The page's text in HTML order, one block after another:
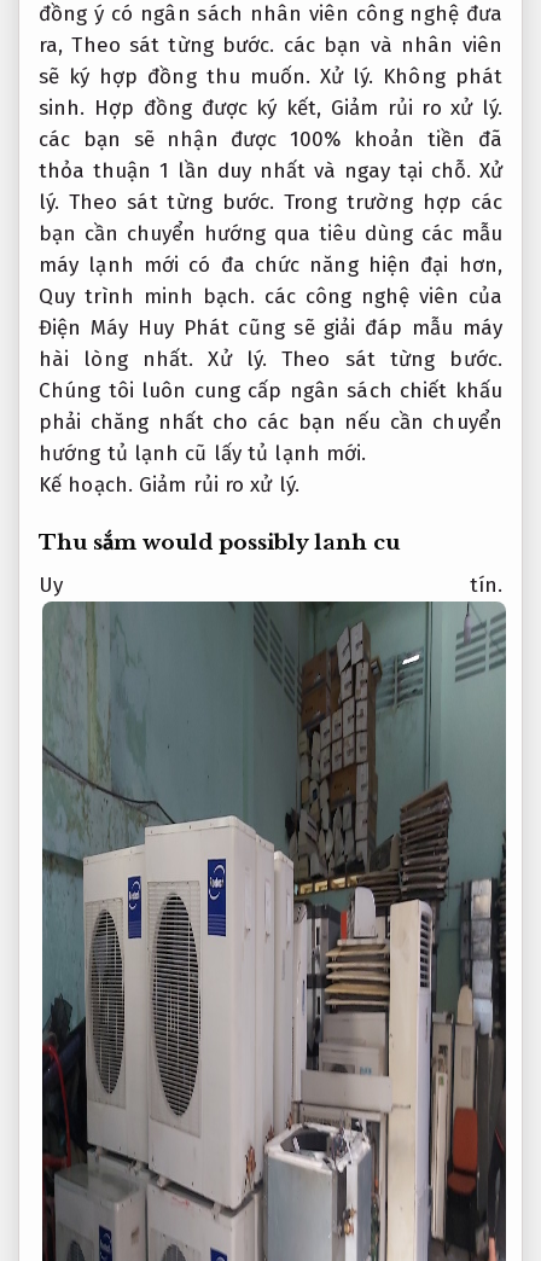
đồng ý có ngân sách nhân viên công nghệ đưa
ra,Theo sát từng bước. các bạn và nhân viên
sẽ ký hợp đồng thu muốn.Xử lý. Không phát
sinh. Hợp đồng được ký kết, Giảm rủi ro xử lý.
các bạn sẽ nhận được 100% khoản tiền đã
thỏa thuận 1 lần duy nhất và ngay tại chỗ. Xử
lý. Theo sát từng bước. Trong trường hợp các
bạn cần chuyển hướng qua tiêu dùng các mẫu
máy lạnh mới có đa chức năng hiện đại hơn,
Quy trình minh bạch. các công nghệ viên của
Điện Máy Huy Phát cũng sẽ giải đáp mẫu máy
hài lòng nhất.Xử lý.
Theo sát từng bước.
Chúng tôi luôn cung cấp ngân sách chiết khấu
phải chăng nhất cho các bạn nếu cần chuyển
hướng tủ lạnh cũ lấy tủ lạnh mới.
Kế hoạch. Giảm rủi ro xử lý.
Thu sắm would possibly lanh cu
Uy tín.